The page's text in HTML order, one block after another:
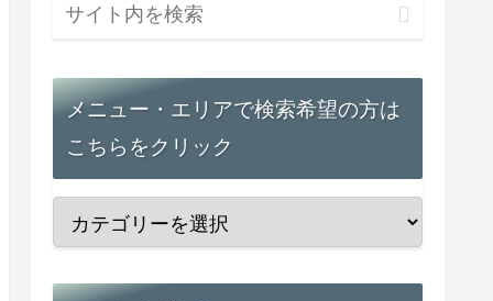
メニュー・エリアで検索希望の方は
こちらをクリック